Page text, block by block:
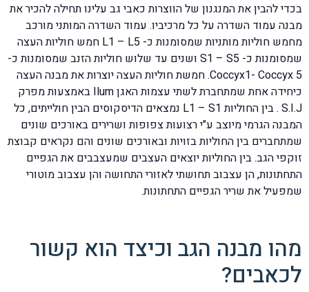
בכדי להבין את המנגנון של הווצרות כאבי גב עלינו תחילה להכיר את
מבנה עמוד השדרה על כל מרכיביו. עמוד השדרה המותני מורכב
מחמש חוליות מותניות שמסומנות כ- L1 – L5 חמש חוליות העצה
שמסומנות כ- S1 – S5 ושנים עד שלוש חוליות הזנב שמסומנות כ-
Coccyx1- Coccyx 5. חמשת חוליות העצה יוצרות את מבנה העצה
כיחידה אחת שמתחברת לשתי עצמות האגן Ilum באמצעות מפרק
S.I.J . בין החוליות L1 – S1 נמצאים הדיסקוסים הבין חולייתים, כל
המבנה הגרמי מיוצב ע"י רצועות צפופות ושרירים באורכים שונים
שמתחברים בין החוליות בזויות ובאורכים שונים והם נקראים קבוצת
זוקפי הגב. בין החוליות יוצאים העצבים שמעצבבים את הגפיים
התחתונות, הן עצבוב תחושתי לאזורי התחושה והן עצבוב מוטורי
שמפעיל את שריר הגפיים התחתונות.
מהו מבנה הגב וכיצד הוא קשור
לכאבים?